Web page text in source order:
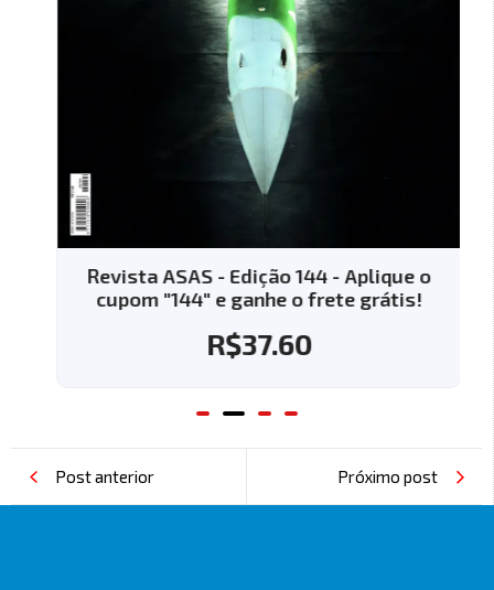
Revista ASAS - Edição 144 - Aplique o
cupom "144" e ganhe o frete grátis!
R$37.60
Post anterior Próximo post